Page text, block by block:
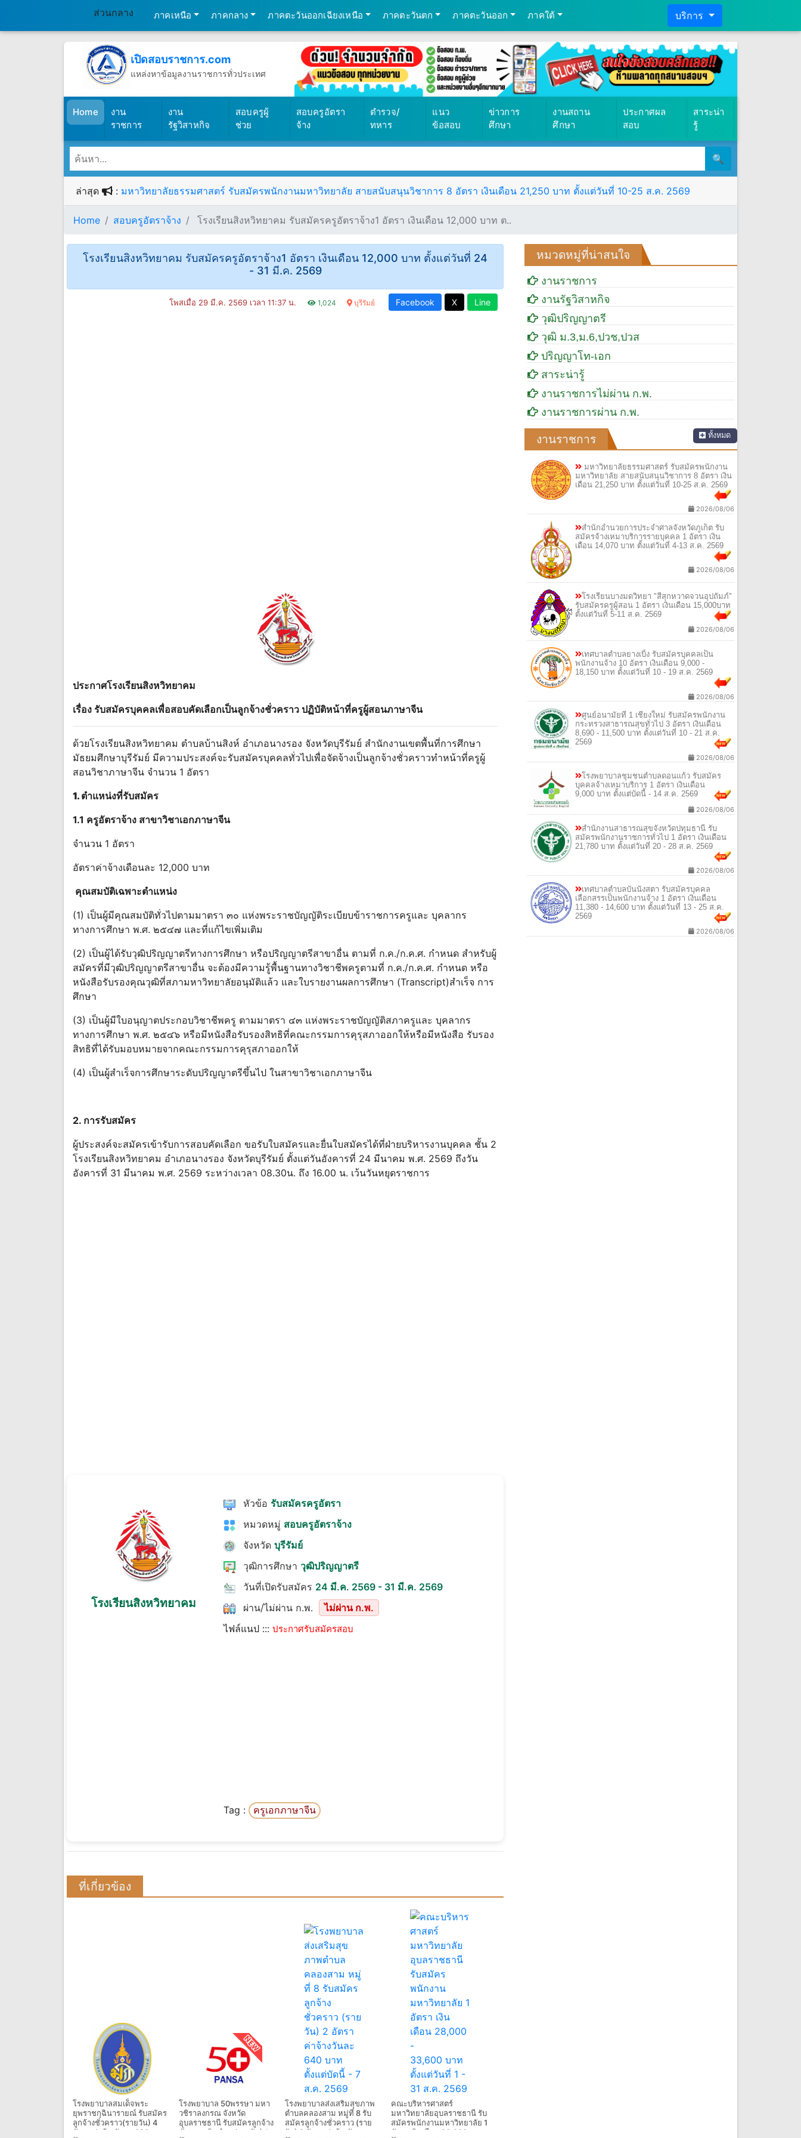
ส่วนกลาง ภาคเหนือ ภาคกลาง ภาคตะวันออกเฉียงเหนือ ภาคตะวันตก ภาคตะวันออก ภาคใต้ บริการ
เปิดสอบราชการ.com
แหล่งหาข้อมูลงานราชการทั่วประเทศ
Home(เปิดสอบราชการ)
งาน
ราชการ
งาน
รัฐวิสาหกิจ
สอบครูผู้
ช่วย
สอบครูอัตรา
จ้าง
ตำรวจ/
ทหาร
แนว
ข้อสอบ
ข่าวการ
ศึกษา
งานสถาน
ศึกษา
ประกาศผล
สอบ
สาระน่า
รู้
🔍
ล่าสุด : มหาวิทยาลัยธรรมศาสตร์ รับสมัครพนักงานมหาวิทยาลัย สายสนับสนุนวิชาการ 8 อัตรา เงินเดือน 21,250 บาท ตั้งแต่วันที่ 10-25 ส.ค. 2569
Home สอบครูอัตราจ้าง โรงเรียนสิงหวิทยาคม รับสมัครครูอัตราจ้าง1 อัตรา เงินเดือน 12,000 บาท ต..
โรงเรียนสิงหวิทยาคม รับสมัครครูอัตราจ้าง1 อัตรา เงินเดือน 12,000 บาท ตั้งแต่วันที่ 24
- 31 มี.ค. 2569
โพสเมื่อ 29 มี.ค. 2569 เวลา 11:37 น. 1,024 บุรีรัมย์ Facebook X Line
ประกาศโรงเรียนสิงหวิทยาคม
เรื่อง รับสมัครบุคคลเพื่อสอบคัดเลือกเป็นลูกจ้างชั่วคราว ปฏิบัติหน้าที่ครูผู้สอนภาษาจีน
ด้วยโรงเรียนสิงหวิทยาคม ตําบลบ้านสิงห์ อําเภอนางรอง จังหวัดบุรีรัมย์ สํานักงานเขตพื้นที่การศึกษา
มัธยมศึกษาบุรีรัมย์ มีความประสงค์จะรับสมัครบุคคลทั่วไปเพื่อจัดจ้างเป็นลูกจ้างชั่วคราวทําหน้าที่ครูผู้
สอนวิชาภาษาจีน จํานวน 1 อัตรา
1. ตําแหน่งที่รับสมัคร
1.1 ครูอัตราจ้าง สาขาวิชาเอกภาษาจีน
จำนวน 1 อัตรา
อัตราค่าจ้างเดือนละ 12,000 บาท
คุณสมบัติเฉพาะตําแหน่ง
(1) เป็นผู้มีคุณสมบัติทั่วไปตามมาตรา ๓๐ แห่งพระราชบัญญัติระเบียบข้าราชการครูและ บุคลากร
ทางการศึกษา พ.ศ. ๒๕๔๗ และที่แก้ไขเพิ่มเติม
(2) เป็นผู้ได้รับวุฒิปริญญาตรีทางการศึกษา หรือปริญญาตรีสาขาอื่น ตามที่ ก.ค./ก.ค.ศ. กําหนด สําหรับผู้
สมัครที่มีวุฒิปริญญาตรีสาขาอื่น จะต้องมีความรู้พื้นฐานทางวิชาชีพครูตามที่ ก.ค./ก.ค.ศ. กําหนด หรือ
หนังสือรับรองคุณวุฒิที่สภามหาวิทยาลัยอนุมัติแล้ว และใบรายงานผลการศึกษา (Transcript)สําเร็จ การ
ศึกษา
(3) เป็นผู้มีใบอนุญาตประกอบวิชาชีพครู ตามมาตรา ๔๓ แห่งพระราชบัญญัติสภาครูและ บุคลากร
ทางการศึกษา พ.ศ. ๒๕๔๖ หรือมีหนังสือรับรองสิทธิที่คณะกรรมการคุรุสภาออกให้หรือมีหนังสือ รับรอง
สิทธิที่ได้รับมอบหมายจากคณะกรรมการคุรุสภาออกให้
(4) เป็นผู้สําเร็จการศึกษาระดับปริญญาตรีขึ้นไป ในสาขาวิชาเอกภาษาจีน
2. การรับสมัคร
ผู้ประสงค์จะสมัครเข้ารับการสอบคัดเลือก ขอรับใบสมัครและยื่นใบสมัครได้ที่ฝ่ายบริหารงานบุคคล ชั้น 2
โรงเรียนสิงหวิทยาคม อําเภอนางรอง จังหวัดบุรีรัมย์ ตั้งแต่วันอังคารที่ 24 มีนาคม พ.ศ. 2569 ถึงวัน
อังคารที่ 31 มีนาคม พ.ศ. 2569 ระหว่างเวลา 08.30น. ถึง 16.00 น. เว้นวันหยุดราชการ
โรงเรียนสิงหวิทยาคม
หัวข้อ รับสมัครครูอัตรา
หมวดหมู่ สอบครูอัตราจ้าง
จังหวัด บุรีรัมย์
วุฒิการศึกษา วุฒิปริญญาตรี
วันที่เปิดรับสมัคร 24 มี.ค. 2569 - 31 มี.ค. 2569
ผ่าน/ไม่ผ่าน ก.พ.
ไม่ผ่าน ก.พ.
ไฟล์แนป ::: ประกาศรับสมัครสอบ
Tag : ครูเอกภาษาจีน
ที่เกี่ยวข้อง
โรงพยาบาลสมเด็จพระ
ยุพราชกุฉินารายณ์ รับสมัคร
ลูกจ้างชั่วคราว(รายวัน) 4
อัตรา ค่าจ้างวันละ 380 บาท
โรงพยาบาล 50พรรษา มหา
วชิราลงกรณ จังหวัด
อุบลราชธานี รับสมัครลูกจ้าง
ชั่วคราวเงินบำรุง(รายวัน) 1
โรงพยาบาลส่งเสริมสุขภาพ
ตําบลคลองสาม หมู่ที่ 8 รับ
สมัครลูกจ้างชั่วคราว (ราย
วัน) 2 อัตรา ค่าจ้างวันละ
คณะบริหารศาสตร์
มหาวิทยาลัยอุบลราชธานี รับ
สมัครพนักงานมหาวิทยาลัย 1
อัตรา เงินเดือน 28,000 -
หมวดหมู่ที่น่าสนใจ
งานราชการ
งานรัฐวิสาหกิจ
วุฒิปริญญาตรี
วุฒิ ม.3,ม.6,ปวช,ปวส
ปริญญาโท-เอก
สาระน่ารู้
งานราชการไม่ผ่าน ก.พ.
งานราชการผ่าน ก.พ.
งานราชการ ทั้งหมด
มหาวิทยาลัยธรรมศาสตร์ รับสมัครพนักงาน
มหาวิทยาลัย สายสนับสนุนวิชาการ 8 อัตรา เงิน
เดือน 21,250 บาท ตั้งแต่วันที่ 10-25 ส.ค. 2569
2026/08/06
สำนักอำนวยการประจำศาลจังหวัดภูเก็ต รับ
สมัครจ้างเหมาบริการรายบุคคล 1 อัตรา เงิน
เดือน 14,070 บาท ตั้งแต่วันที่ 4-13 ส.ค. 2569
2026/08/06
โรงเรียนบางมดวิทยา "สีสุกหวาดจวนอุปถัมภ์"
รับสมัครครูผู้สอน 1 อัตรา เงินเดือน 15,000บาท
ตั้งแต่วันที่ 5-11 ส.ค. 2569
2026/08/06
เทศบาลตำบลยางเบิ้ง รับสมัครบุคคลเป็น
พนักงานจ้าง 10 อัตรา เงินเดือน 9,000 -
18,150 บาท ตั้งแต่วันที่ 10 - 19 ส.ค. 2569
2026/08/06
ศูนย์อนามัยที่ 1 เชียงใหม่ รับสมัครพนักงาน
กระทรวงสาธารณสุขทั่วไป 3 อัตรา เงินเดือน
8,690 - 11,500 บาท ตั้งแต่วันที่ 10 - 21 ส.ค.
2569
2026/08/06
โรงพยาบาลชุมชนตำบลดอนแก้ว รับสมัคร
บุคคลจ้างเหมาบริการ 1 อัตรา เงินเดือน
9,000 บาท ตั้งแต่บัดนี้ - 14 ส.ค. 2569
2026/08/06
สํานักงานสาธารณสุขจังหวัดปทุมธานี รับ
สมัครพนักงานราชการทั่วไป 1 อัตรา เงินเดือน
21,780 บาท ตั้งแต่วันที่ 20 - 28 ส.ค. 2569
2026/08/06
เทศบาลตําบลบันนังสตา รับสมัครบุคคล
เลือกสรรเป็นพนักงานจ้าง 1 อัตรา เงินเดือน
11,380 - 14,600 บาท ตั้งแต่วันที่ 13 - 25 ส.ค.
2569
2026/08/06